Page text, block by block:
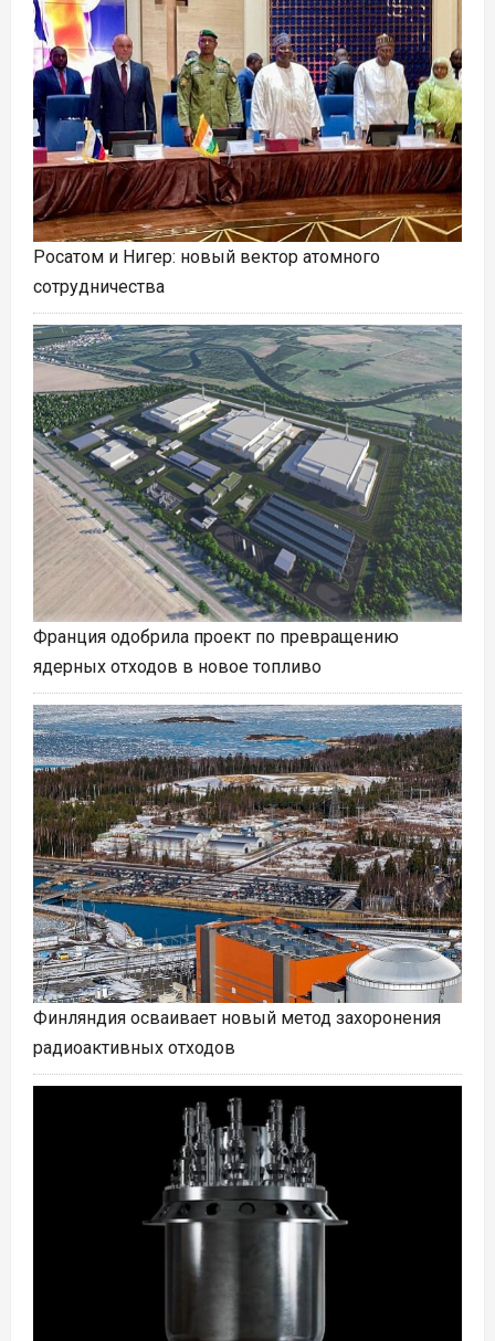
Росатом и Нигер: новый вектор атомного
сотрудничества
Франция одобрила проект по превращению
ядерных отходов в новое топливо
Финляндия осваивает новый метод захоронения
радиоактивных отходов